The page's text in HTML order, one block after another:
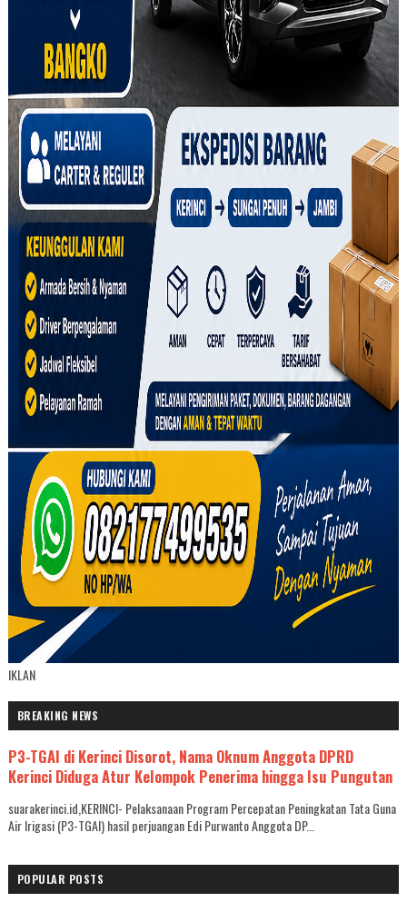
IKLAN
BREAKING NEWS
P3-TGAI di Kerinci Disorot, Nama Oknum Anggota DPRD
Kerinci Diduga Atur Kelompok Penerima hingga Isu Pungutan
suarakerinci.id,KERINCI- Pelaksanaan Program Percepatan Peningkatan Tata Guna
Air Irigasi (P3-TGAI) hasil perjuangan Edi Purwanto Anggota DP...
POPULAR POSTS